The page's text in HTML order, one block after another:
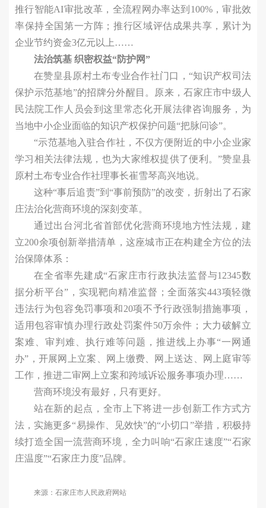
推行智能AI审批改革，全流程网办率达到100%，审批效
率保持全国第一方阵；推行区域评估成果共享，累计为
企业节约资金3亿元以上……
法治筑基 织密权益“防护网”
在赞皇县原村土布专业合作社门口，“知识产权司法
保护示范基地”的招牌分外醒目。原来，石家庄市中级人
民法院工作人员会到这里常态化开展法律咨询服务，为
当地中小企业面临的知识产权保护问题“把脉问诊”。
“示范基地入驻合作社，不仅方便附近的中小企业家
学习相关法律法规，也为大家维权提供了便利。”赞皇县
原村土布专业合作社理事长崔雪琴高兴地说。
这种“事后追责”到“事前预防”的改变，折射出了石家
庄法治化营商环境的深刻变革。
通过出台河北省首部优化营商环境地方性法规，建
立200余项创新举措清单，这座城市正在构建全方位的法
治保障体系：
在全省率先建成“石家庄市行政执法监督与12345数
据分析平台”，实现靶向精准监督；全面落实443项轻微
违法行为包容免罚事项和20项不予行政强制措施事项，
适用包容审慎办理行政处罚案件50万余件；大力破解立
案难、审判难、执行难等问题，推进线上办事“一网通
办”，开展网上立案、网上缴费、网上送达、网上庭审等
工作，推进二审网上立案和跨域诉讼服务事项办理……
营商环境没有最好，只有更好。
站在新的起点，全市上下将进一步创新工作方式方
法，实施更多“易操作、见效快”的“小切口”举措，积极持
续打造全国一流营商环境，全力叫响“石家庄速度”“石家
庄温度”“石家庄力度”品牌。
来源：石家庄市人民政府网站